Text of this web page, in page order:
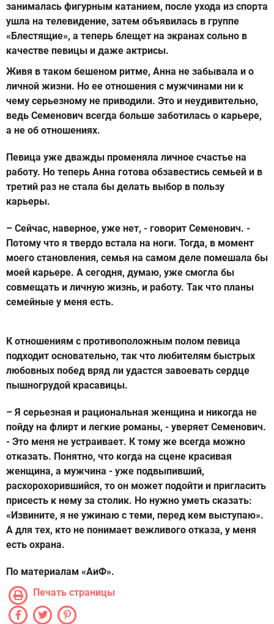
занималась фигурным катанием, после ухода из спорта
ушла на телевидение, затем объявилась в группе
«Блестящие», а теперь блещет на экранах сольно в
качестве певицы и даже актрисы.
Живя в таком бешеном ритме, Анна не забывала и о
личной жизни. Но ее отношения с мужчинами ни к
чему серьезному не приводили. Это и неудивительно,
ведь Семенович всегда больше заботилась о карьере,
а не об отношениях.
Певица уже дважды променяла личное счастье на
работу. Но теперь Анна готова обзавестись семьей и в
третий раз не стала бы делать выбор в пользу
карьеры.
– Сейчас, наверное, уже нет, - говорит Семенович. -
Потому что я твердо встала на ноги. Тогда, в момент
моего становления, семья на самом деле помешала бы
моей карьере. А сегодня, думаю, уже смогла бы
совмещать и личную жизнь, и работу. Так что планы
семейные у меня есть.
К отношениям с противоположным полом певица
подходит основательно, так что любителям быстрых
любовных побед вряд ли удастся завоевать сердце
пышногрудой красавицы.
– Я серьезная и рациональная женщина и никогда не
пойду на флирт и легкие романы, - уверяет Семенович.
- Это меня не устраивает. К тому же всегда можно
отказать. Понятно, что когда на сцене красивая
женщина, а мужчина - уже подвыпивший,
расхорохорившийся, то он может подойти и пригласить
присесть к нему за столик. Но нужно уметь сказать:
«Извините, я не ужинаю с теми, перед кем выступаю».
А для тех, кто не понимает вежливого отказа, у меня
есть охрана.
По материалам «АиФ».
Печать страницы